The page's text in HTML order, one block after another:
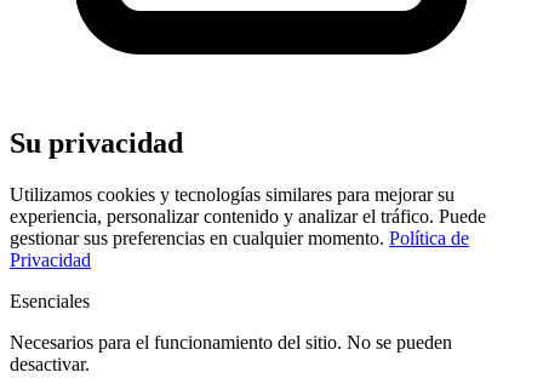
Su privacidad
Utilizamos cookies y tecnologías similares para mejorar su
experiencia, personalizar contenido y analizar el tráfico. Puede
gestionar sus preferencias en cualquier momento. Política de
Privacidad
Esenciales
Necesarios para el funcionamiento del sitio. No se pueden
desactivar.